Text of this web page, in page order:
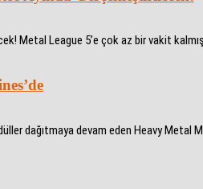
Metal League 5’e çok az bir vakit
dağıtmaya devam eden Heavy